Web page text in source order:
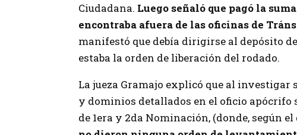
Ciudadana. Luego señaló que pagó la
encontraba afuera de las oficinas de
manifestó que debía dirigirse al depósito
estaba la orden de liberación del rodado.
La jueza Gramajo explicó que al investigar
y dominios detallados en el oficio apócrifo
de 1era y 2da Nominación, (donde, según